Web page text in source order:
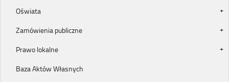
Oświata
Zamówienia publiczne
Prawo lokalne
Baza Aktów Własnych